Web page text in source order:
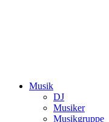
Musik
DJ
Musiker
Musikgruppe